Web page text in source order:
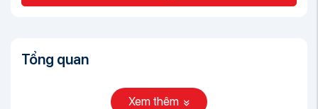
Tổng quan
Xem thêm